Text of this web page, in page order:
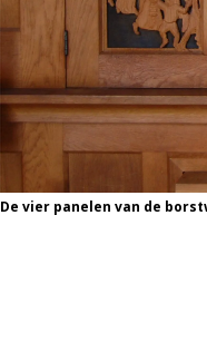
De vier panelen van de